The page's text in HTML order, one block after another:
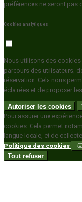
préférences ne seront pas
Cookies analytiques
Nous utilisons des cookies
parcours des utilisateurs,
réservation. Cela nous
éclairées et de proposer
Autoriser les cookies
Pour assurer une
cookies. Cela permet
langue locale, et de
Politique des cookies
Tout refuser